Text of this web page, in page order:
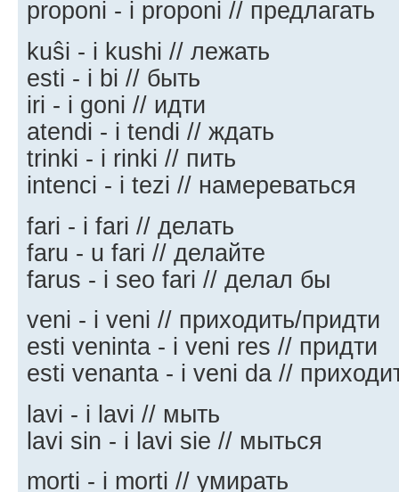
proponi - i proponi // предлагать
kuŝi - i kushi // лежать
esti - i bi // быть
iri - i goni // идти
atendi - i tendi // ждать
trinki - i rinki // пить
intenci - i tezi // намереваться
fari - i fari // делать
faru - u fari // делайте
farus - i seo fari // делал бы
veni - i veni // приходить/придти
esti veninta - i veni res // придти
esti venanta - i veni da //
lavi - i lavi // мыть
lavi sin - i lavi sie // мыться
morti - i morti // умирать